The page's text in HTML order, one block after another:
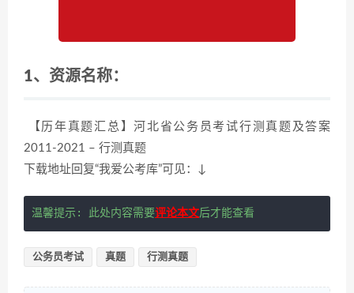
1、资源名称：
【历年真题汇总】河北省公务员考试行测真题及答案
2011-2021 – 行测真题
下载地址回复“我爱公考库”可见：↓
温馨提示: 此处内容需要评论本文后才能查看
公务员考试 真题 行测真题